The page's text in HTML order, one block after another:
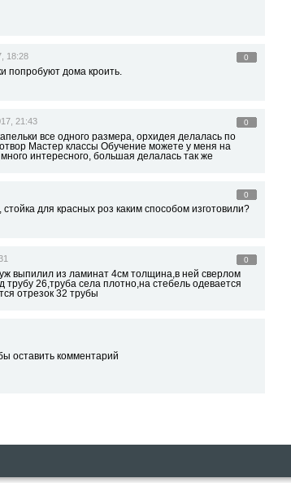
18:28 0
попробуют дома кроить.
21:43 0
все одного размера, орхидея делалась по
Мастер классы Обучение можете у меня на
интересного, большая делалась так же
0
для красных роз каким способом изготовили?
0
выпилил из ламинат 4см толщина,в ней сверлом
трубу 26,труба села плотно,на стебель одевается
отрезок 32 трубы
оставить комментарий